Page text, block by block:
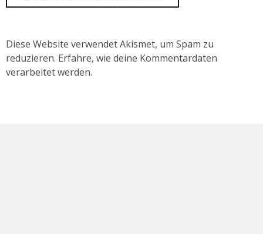
Diese Website verwendet Akismet, um Spam zu
reduzieren. Erfahre, wie deine Kommentardaten
verarbeitet werden.